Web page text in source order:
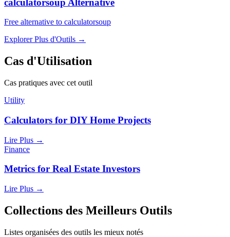
Free alternative to calculatorsoup
Explorer Plus d'Outils →
Cas d'Utilisation
Cas pratiques avec cet outil
Utility
Calculators for DIY Home Projects
Lire Plus →
Finance
Metrics for Real Estate Investors
Lire Plus →
Collections des Meilleurs Outils
Listes organisées des outils les mieux notés